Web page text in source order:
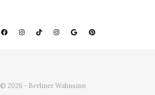
© 2026 - Berliner Wahnsinn